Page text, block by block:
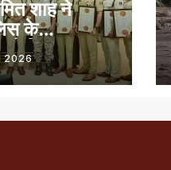
शाह ने
के
किया
2026